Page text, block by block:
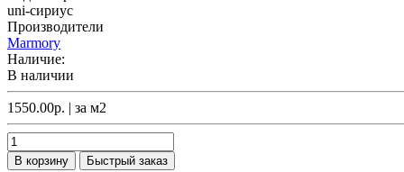
uni-сириус
Производители
Marmory
Наличие:
В наличии
1550.00р. | за м2
В корзину Быстрый заказ